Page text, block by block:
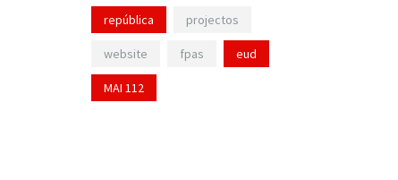
república projectos
website fpas eud
MAI 112